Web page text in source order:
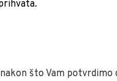
što Vam potvrdimo